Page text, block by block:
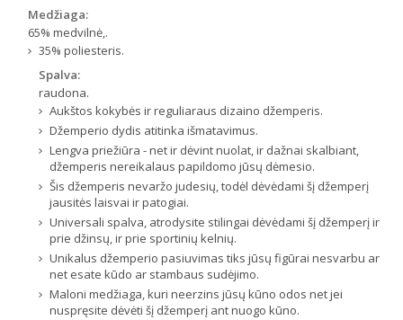
Medžiaga:
65% medvilnė,.
35% poliesteris.
Spalva:
raudona.
Aukštos kokybės ir reguliaraus dizaino džemperis.
Džemperio dydis atitinka išmatavimus.
Lengva priežiūra - net ir dėvint nuolat, ir dažnai skalbiant,
džemperis nereikalaus papildomo jūsų dėmesio.
Šis džemperis nevaržo judesių, todėl dėvėdami šį džemperį
jausitės laisvai ir patogiai.
Universali spalva, atrodysite stilingai dėvėdami šį džemperį ir
prie džinsų, ir prie sportinių kelnių.
Unikalus džemperio pasiuvimas tiks jūsų figūrai nesvarbu ar
net esate kūdo ar stambaus sudėjimo.
Maloni medžiaga, kuri neerzins jūsų kūno odos net jei
nuspręsite dėvėti šį džemperį ant nuogo kūno.